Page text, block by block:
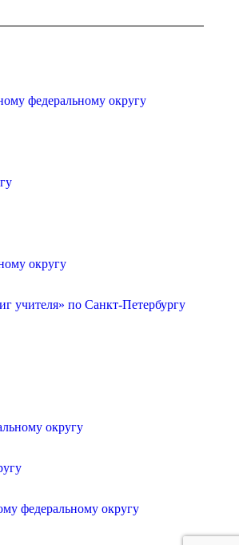
федеральному округу
округу
учителя» по Санкт-Петербургу
округу
федеральному округу